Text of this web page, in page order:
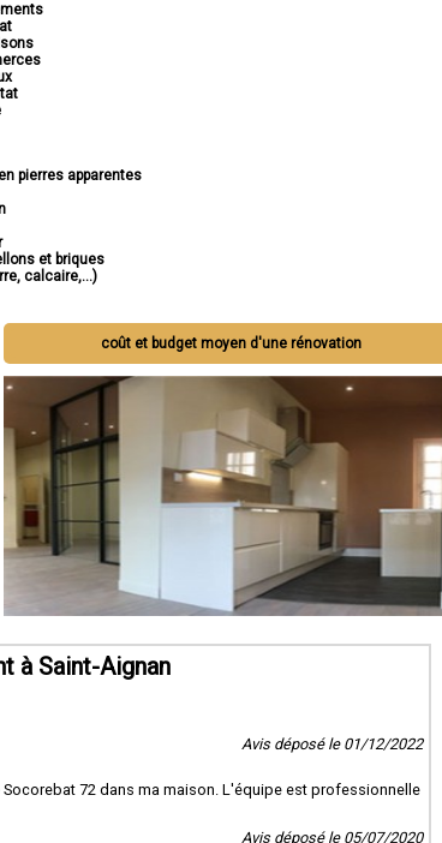
pierres apparentes
et briques
calcaire,...)
coût et budget moyen d'une rénovation
à Saint-Aignan
Avis déposé le 01/12/2022
72 dans ma maison. L'équipe est professionnelle
Avis déposé le 05/07/2020